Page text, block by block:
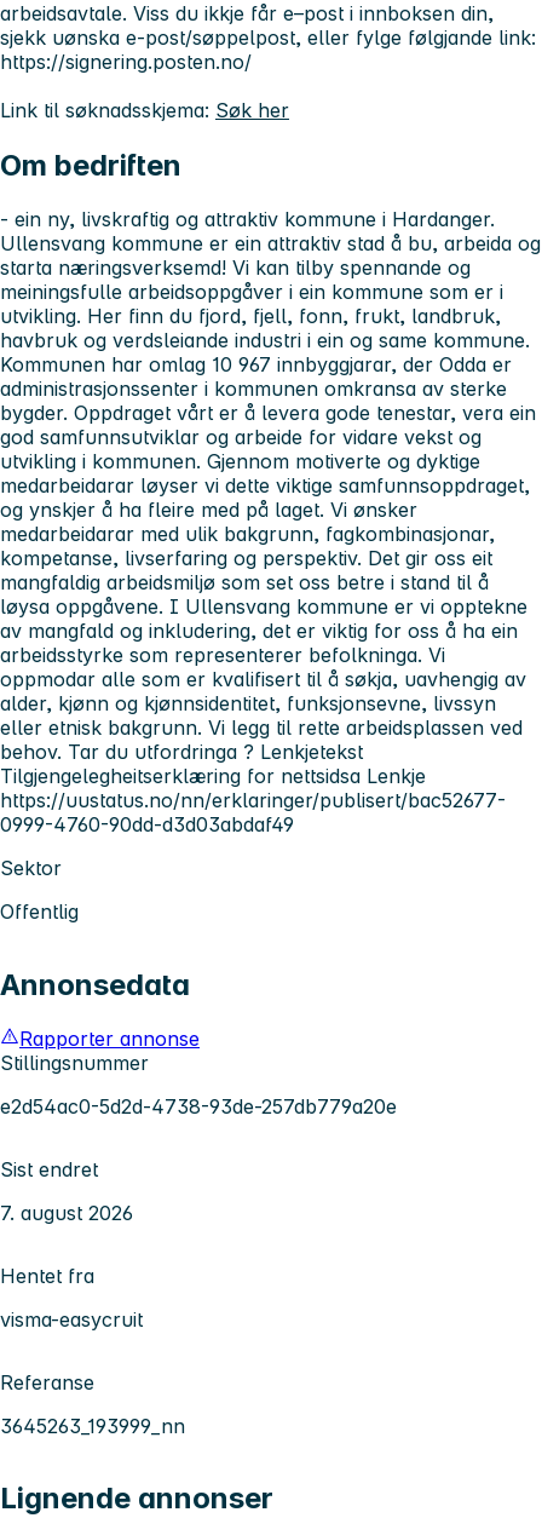
arbeidsavtale. Viss du ikkje får e–post i innboksen din,
sjekk uønska e-post/søppelpost, eller fylge følgjande link:
https://signering.posten.no/
Link til søknadsskjema: Søk her
Om bedriften
- ein ny, livskraftig og attraktiv kommune i Hardanger.
Ullensvang kommune er ein attraktiv stad å bu, arbeida og
starta næringsverksemd! Vi kan tilby spennande og
meiningsfulle arbeidsoppgåver i ein kommune som er i
utvikling. Her finn du fjord, fjell, fonn, frukt, landbruk,
havbruk og verdsleiande industri i ein og same kommune.
Kommunen har omlag 10 967 innbyggjarar, der Odda er
administrasjonssenter i kommunen omkransa av sterke
bygder. Oppdraget vårt er å levera gode tenestar, vera ein
god samfunnsutviklar og arbeide for vidare vekst og
utvikling i kommunen. Gjennom motiverte og dyktige
medarbeidarar løyser vi dette viktige samfunnsoppdraget,
og ynskjer å ha fleire med på laget. Vi ønsker
medarbeidarar med ulik bakgrunn, fagkombinasjonar,
kompetanse, livserfaring og perspektiv. Det gir oss eit
mangfaldig arbeidsmiljø som set oss betre i stand til å
løysa oppgåvene. I Ullensvang kommune er vi opptekne
av mangfald og inkludering, det er viktig for oss å ha ein
arbeidsstyrke som representerer befolkninga. Vi
oppmodar alle som er kvalifisert til å søkja, uavhengig av
alder, kjønn og kjønnsidentitet, funksjonsevne, livssyn
eller etnisk bakgrunn. Vi legg til rette arbeidsplassen ved
behov. Tar du utfordringa ? Lenkjetekst
Tilgjengelegheitserklæring for nettsidsa Lenkje
https://uustatus.no/nn/erklaringer/publisert/bac52677-
0999-4760-90dd-d3d03abdaf49
Sektor
Offentlig
Annonsedata
Rapporter annonse
Stillingsnummer
e2d54ac0-5d2d-4738-93de-257db779a20e
Sist endret
7. august 2026
Hentet fra
visma-easycruit
Referanse
3645263_193999_nn
Lignende annonser